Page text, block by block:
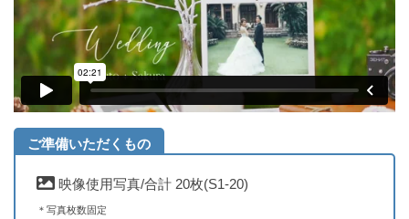
ご準備いただくもの
映像使用写真/合計 20枚(S1-20)
＊写真枚数固定